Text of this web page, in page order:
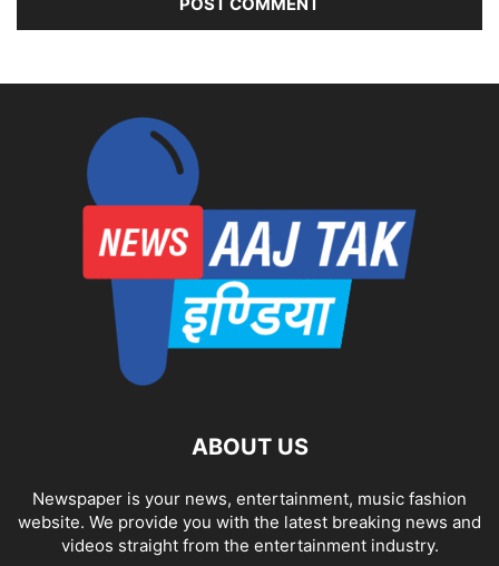
ABOUT US
Newspaper is your news, entertainment, music fashion
website. We provide you with the latest breaking news and
videos straight from the entertainment industry.